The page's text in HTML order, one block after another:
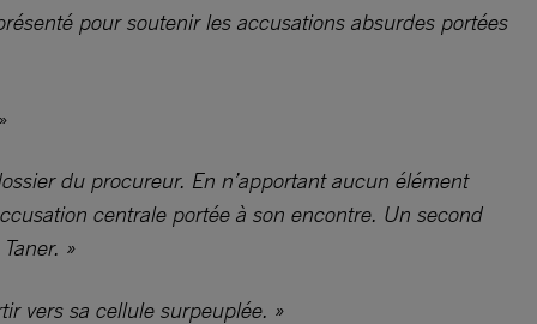
pour soutenir les accusations absurdes portées
»
du procureur. En n’apportant aucun élément
centrale portée à son encontre. Un second
»
vers sa cellule surpeuplée. »